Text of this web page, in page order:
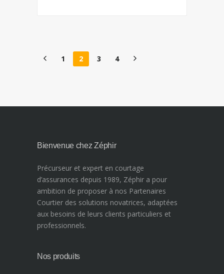
1 2 3 4
Bienvenue chez Zéphir
Précurseur et expert en courtage
d’assurances depuis 1989, Zéphir a pour
ambition de proposer à nos Partenaires
Courtier des solutions novatrices, adaptées
aux besoins de leurs clients particuliers et
professionnels.
Nos produits